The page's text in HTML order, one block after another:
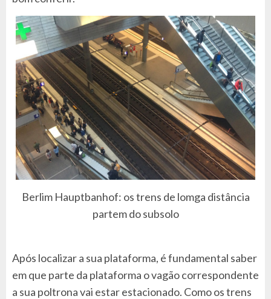
Berlim Hauptbanhof: os trens de lomga distância
partem do subsolo
Após localizar a sua plataforma, é fundamental saber
em que parte da plataforma o vagão correspondente
a sua poltrona vai estar estacionado. Como os trens